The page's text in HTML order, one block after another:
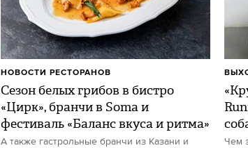
Сезон белых грибов в бистро
«Цирк», бранчи в Soma и
фестиваль «Баланс вкуса и ритма»
А также гастрольные бранчи из Казани и
НОВОСТИ РЕСТОРАНОВ
Чем